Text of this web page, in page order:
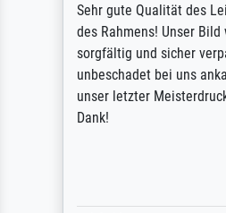
Sehr gute Qualität des
des Rahmens! Unser Bild
sorgfältig und sicher
unbeschadet bei uns
unser letzter
Dank!